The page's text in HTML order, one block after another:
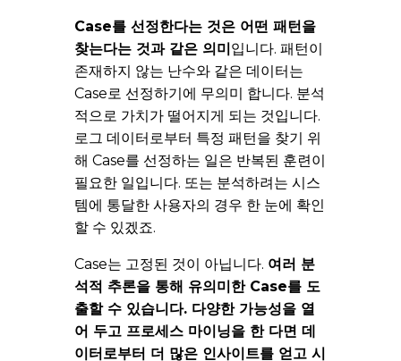
Case를 선정한다는 것은 어떤 패턴을
찾는다는 것과 같은 의미 입니다. 패턴이
존재하지 않는 난수와 같은 데이터는
Case로 선정하기에 무의미 합니다. 분석
적으로 가치가 떨어지게 되는 것입니다.
로그 데이터로부터 특정 패턴을 찾기 위
해 Case를 선정하는 일은 반복된 훈련이
필요한 일입니다. 또는 분석하려는 시스
템에 통달한 사용자의 경우 한 눈에 확인
할 수 있겠죠.
Case는 고정된 것이 아닙니다. 여러 분
석적 추론을 통해 유의미한 Case를 도
출할 수 있습니다. 다양한 가능성을 열
어 두고 프로세스 마이닝을 한 다면 데
이터로부터 더 많은 인사이트를 얻고 시